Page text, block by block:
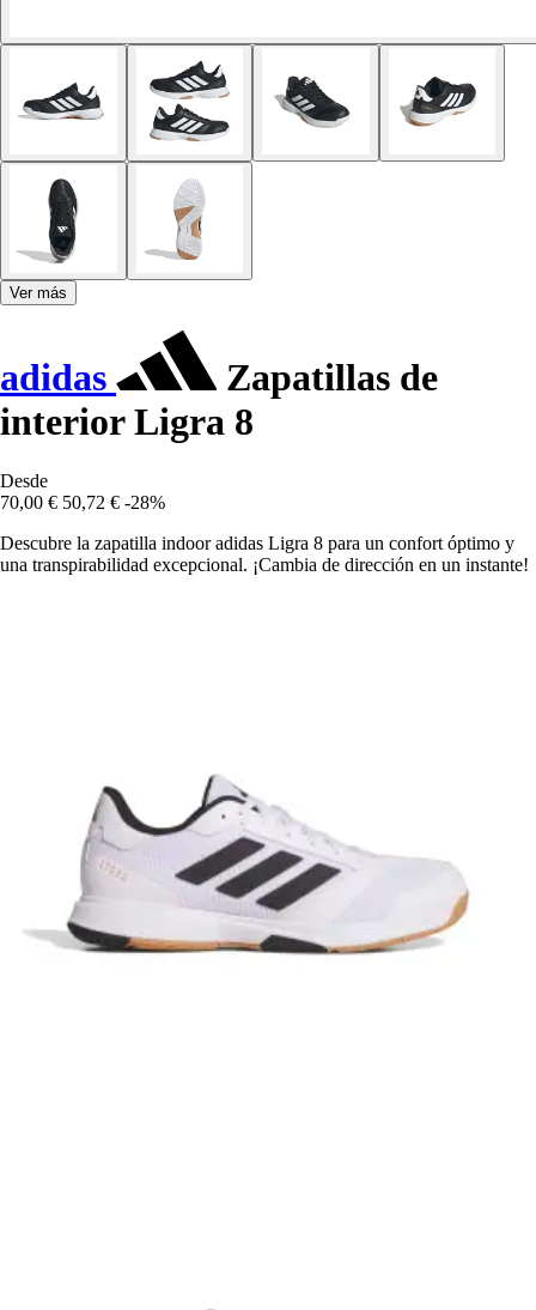
Ver más
adidas
Zapatillas de
interior Ligra 8
Desde
70,00 € 50,72 € -28%
Descubre la zapatilla indoor adidas Ligra 8 para un confort óptimo y
una transpirabilidad excepcional. ¡Cambia de dirección en un instante!